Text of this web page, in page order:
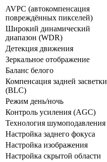
AVPC (автокомпенсация
повреждённых пикселей)
Широкий динамический
диапазон (WDR)
Детекция движения
Зеркальное отображение
Баланс белого
Компенсация задней засветки
(BLC)
Режим день/ночь
Контроль усиления (AGC)
Технология шумоподавления
Настройка заднего фокуса
Настройка изображения
Настройка скрытой области